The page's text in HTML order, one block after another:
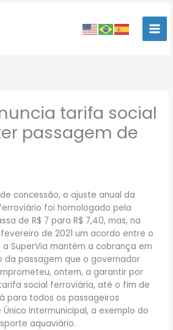
tarifa social
passagem de
concessão, o ajuste anual da
foi homologado pela
de R$ 7 para R$ 7,40, mas, na
de 2021 um acordo entre o
SuperVia mantém a cobrança em
da passagem que o governador
ontem, a garantir por
social ferroviária, até o fim de
para todos os passageiros
Intermunicipal, a exemplo do
aquaviário.